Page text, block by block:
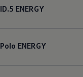
ID.5 ENERGY
Polo ENERGY